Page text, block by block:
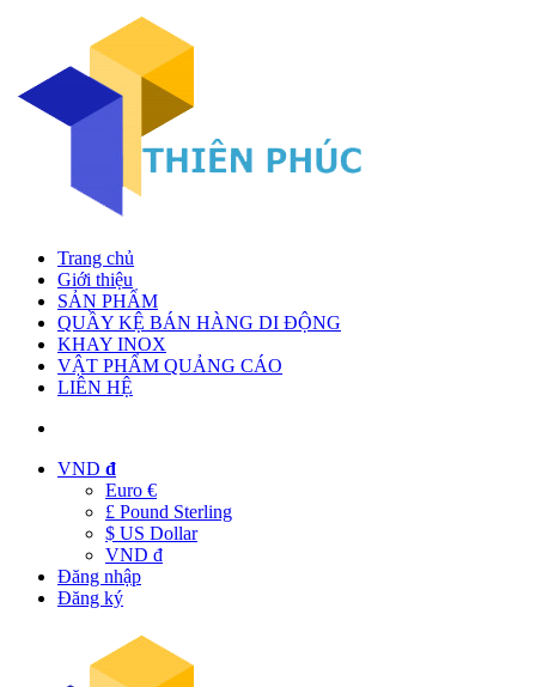
Trang chủ
Giới thiệu
SẢN PHẨM
QUẦY KỆ BÁN HÀNG DI ĐỘNG
KHAY INOX
VẬT PHẨM QUẢNG CÁO
LIÊN HỆ
VND đ
Euro €
£ Pound Sterling
$ US Dollar
VND đ
Đăng nhập
Đăng ký